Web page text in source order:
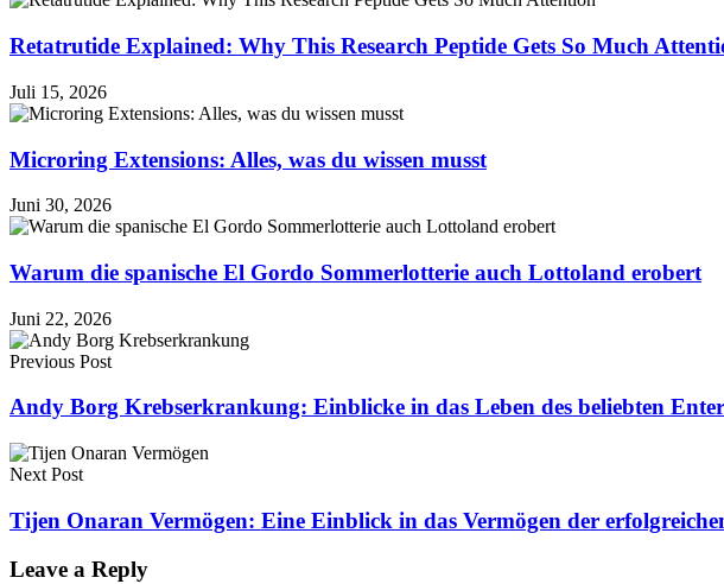
Retatrutide Explained: Why This Research Peptide Gets So Much
Juli 15, 2026
Microring Extensions: Alles, was du wissen musst
Juni 30, 2026
Warum die spanische El Gordo Sommerlotterie auch Lottoland erobert
Juni 22, 2026
Previous Post
Andy Borg Krebserkrankung: Einblicke in das Leben des beliebten
Next Post
Tijen Onaran Vermögen: Eine Einblick in das Vermögen der
Leave a Reply